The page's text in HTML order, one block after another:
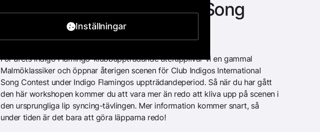
Club Indigos International Song
För årets Indigo Flamingo-klubbuppträdande återupplivar vi en gammal
Malmöklassiker och öppnar återigen scenen för Club Indigos International
Song Contest under Indigo Flamingos uppträdandeperiod. Så när du har gått
den här workshopen kommer du att vara mer än redo att kliva upp på scenen i
den ursprungliga lip syncing-tävlingen. Mer information kommer snart, så
under tiden är det bara att göra läpparna redo!
Inställningar